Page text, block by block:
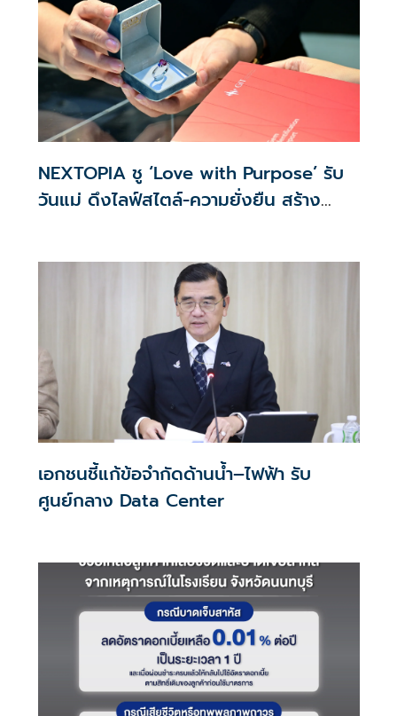
NEXTOPIA ชู ‘Love with Purpose’ รับ
วันแม่ ดึงไลฟ์สไตล์-ความยั่งยืน สร้าง
เอกชนชี้แก้ข้อจำกัดด้านน้ำ–ไฟฟ้า รับ
ศูนย์กลาง Data Center